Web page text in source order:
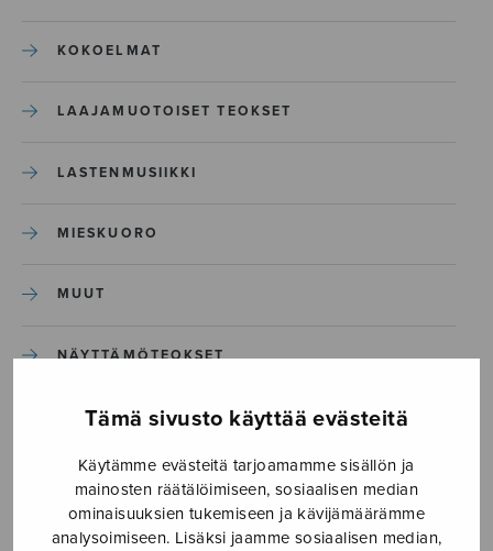
Tämä sivusto käyttää evästeitä
Käytämme evästeitä tarjoamamme sisällön ja
mainosten räätälöimiseen, sosiaalisen median
ominaisuuksien tukemiseen ja kävijämäärämme
analysoimiseen. Lisäksi jaamme sosiaalisen median,
KOKOELMAT
LAAJAMUOTOISET TEOKSET
LASTENMUSIIKKI
MIESKUORO
MUUT
NÄYTTÄMÖTEOKSET
SEKAKUORO
SOITINKOULUT JA OPPAAT
SOITINMUSIIKKI